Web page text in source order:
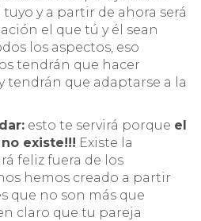
y a partir de ahora será
el que tú y él sean
los aspectos, eso
tendrán que hacer
tendrán que adaptarse a la
esto te servirá porque el
existe!!! Existe la
feliz fuera de los
hemos creado a partir
que no son más que
claro que tu pareja